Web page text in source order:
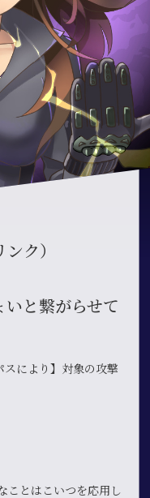
ク）
いと繋がらせて
スにより】対象の攻撃
ことはこいつを応用し